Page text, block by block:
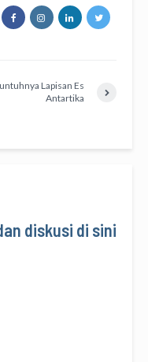
Lapisan Es
Antartika
diskusi di sini